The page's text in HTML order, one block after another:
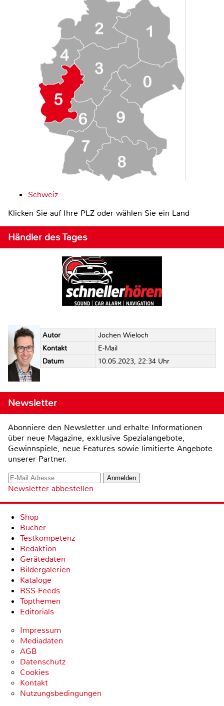
Schweiz
Klicken Sie auf Ihre PLZ oder wählen Sie ein Land
Händler des Tages
Autor
Jochen Wieloch
Kontakt
E-Mail
Datum
10.05.2023, 22:34 Uhr
Newsletter
Abonniere den Newsletter und erhalte Informationen
über neue Magazine, exklusive Spezialangebote,
Gewinnspiele, neue Features sowie limitierte Angebote
unserer Partner.
Newsletter abbestellen
Shop
Bücher
Testkompetenz
Redaktion
Gerätedaten
Bildergalerien
Kataloge
RSS-Feeds
Topthemen
Editorials
Impressum
Mediadaten
AGB
Datenschutz
Cookies
Kontakt
Nutzungsbedingungen